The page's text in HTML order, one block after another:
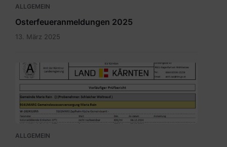
ALLGEMEIN
Osterfeueranmeldungen 2025
13. März 2025
Bild.png
ALLGEMEIN